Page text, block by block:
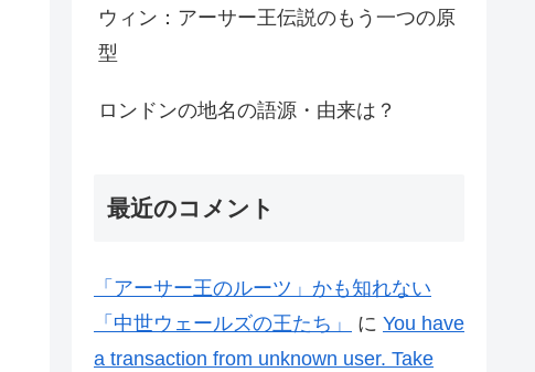
ウィン：アーサー王伝説のもう一つの原
型
ロンドンの地名の語源・由来は？
最近のコメント
「アーサー王のルーツ」かも知れない
「中世ウェールズの王たち」
に You have
a transaction from unknown user. Take